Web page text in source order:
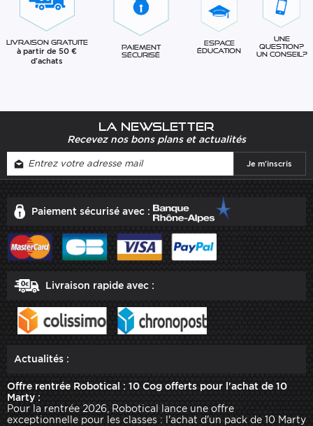
Livraison gratuite
à partir de 50 €
d'achats
Paiement
sécurisé
Espace
éducation
Une
question?
Un conseil?
La newsletter
Recevez nos bons plans et actualités
Paiement sécurisé avec :
Livraison rapide avec :
Actualités :
Offre rentrée Robotical : 10 Cog offerts pour l'achat de 10
Marty :
Pour la rentrée 2026, Robotical lance une offre
exceptionnelle pour les classes : l'achat d'un pack de 10 Marty